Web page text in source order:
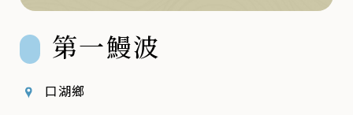
第一鰻波
口湖鄉